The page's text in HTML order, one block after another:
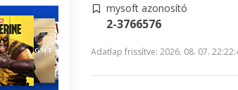
mysoft azonosító
2-3766576
Adatlap frissítve: 2026. 08. 07.